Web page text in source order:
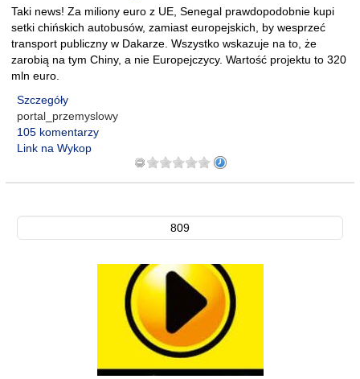
Taki news! Za miliony euro z UE, Senegal prawdopodobnie kupi
setki chińskich autobusów, zamiast europejskich, by wesprzeć
transport publiczny w Dakarze. Wszystko wskazuje na to, że
zarobią na tym Chiny, a nie Europejczycy. Wartość projektu to 320
mln euro.
Szczegóły
portal_przemyslowy
105 komentarzy
Link na Wykop
809